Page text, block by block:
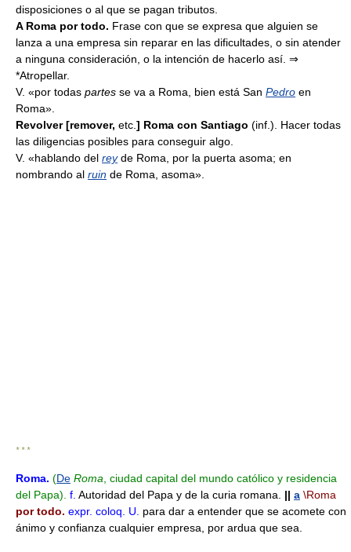
disposiciones o al que se pagan tributos.
A Roma por todo. Frase con que se expresa que alguien se
lanza a una empresa sin reparar en las dificultades, o sin atender
a ninguna consideración, o la intención de hacerlo así. ⇒
*Atropellar.
V. «por todas partes se va a Roma, bien está San Pedro en
Roma».
Revolver [remover, etc. ] Roma con Santiago (inf.). Hacer todas
las diligencias posibles para conseguir algo.
V. «hablando del reyde Roma, por la puerta asoma; en
nombrando al ruin de Roma, asoma».
* * *
Roma. (De Roma , ciudad capital del mundo católico y residencia
del Papa). f. Autoridad del Papa y de la curia romana. || a \Roma
por todo. expr. coloq. U.
para dar a entender que se acomete con
ánimo y confianza cualquier empresa, por ardua que sea.